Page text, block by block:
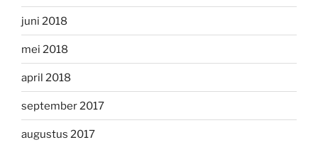
juni 2018
mei 2018
april 2018
september 2017
augustus 2017